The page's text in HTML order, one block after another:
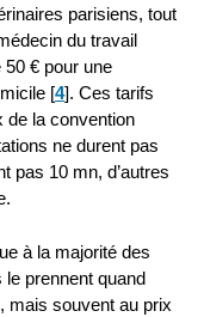
parisiens, tout
du travail
50 € pour une
[4]. Ces tarifs
de la convention
ne durent pas
pas 10 mn, d’autres
à la majorité des
prennent quand
mais souvent au prix